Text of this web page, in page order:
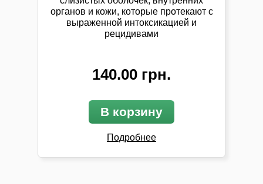
органов и кожи, которые протекают с
выраженной интоксикацией и
рецидивами
140.00 грн.
В корзину
Подробнее